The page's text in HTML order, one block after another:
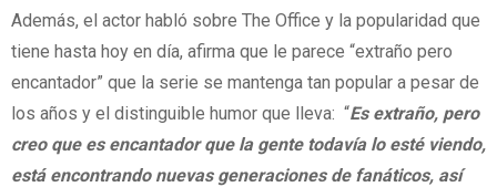
Además, el actor habló sobre The Office y la popularidad que
tiene hasta hoy en día, afirma que le parece “extraño pero
encantador” que la serie se mantenga tan popular a pesar de
los años y el distinguible humor que lleva: “Es extraño, pero
creo que es encantador que la gente todavía lo esté viendo,
está encontrando nuevas generaciones de fanáticos, así